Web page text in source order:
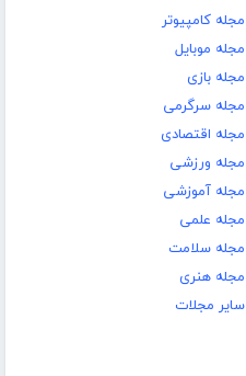
مجله کامپیوتر
مجله موبایل
مجله بازی
مجله سرگرمی
مجله اقتصادی
مجله ورزشی
مجله آموزشی
مجله علمی
مجله سلامت
مجله هنری
سایر مجلات